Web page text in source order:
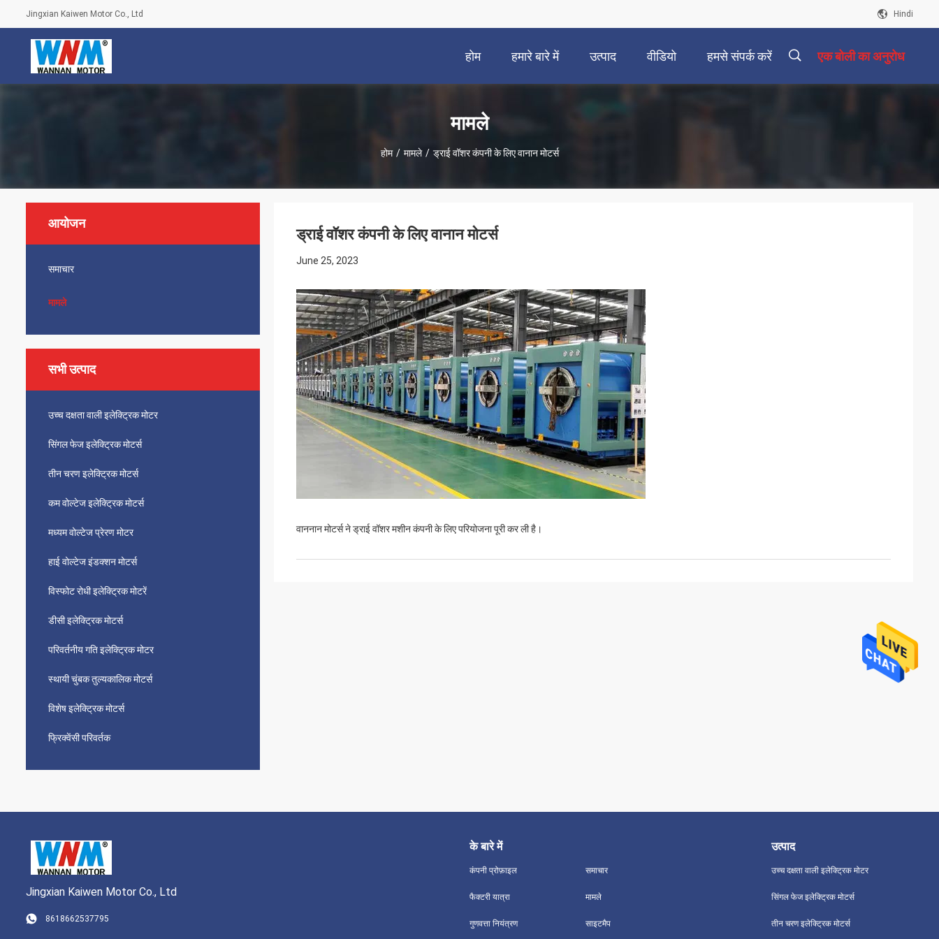
Jingxian Kaiwen Motor Co., Ltd Hindi
होम हमारे बारे में उत्पाद वीडियो हमसे संपर्क करें एक बोली का अनुरोध
मामले
होम / मामले / ड्राई वॉशर कंपनी के लिए वानान मोटर्स
आयोजन
समाचार
मामले
सभी उत्पाद
उच्च दक्षता वाली इलेक्ट्रिक मोटर
सिंगल फेज इलेक्ट्रिक मोटर्स
तीन चरण इलेक्ट्रिक मोटर्स
कम वोल्टेज इलेक्ट्रिक मोटर्स
मध्यम वोल्टेज प्रेरण मोटर
हाई वोल्टेज इंडक्शन मोटर्स
विस्फोट रोधी इलेक्ट्रिक मोटरें
डीसी इलेक्ट्रिक मोटर्स
परिवर्तनीय गति इलेक्ट्रिक मोटर
स्थायी चुंबक तुल्यकालिक मोटर्स
विशेष इलेक्ट्रिक मोटर्स
फ्रिक्वेंसी परिवर्तक
ड्राई वॉशर कंपनी के लिए वानान मोटर्स
June 25, 2023
वाननान मोटर्स ने ड्राई वॉशर मशीन कंपनी के लिए परियोजना पूरी कर ली है।
Jingxian Kaiwen Motor Co., Ltd
8618662537795
के बारे में
कंपनी प्रोफ़ाइल
फैक्टरी यात्रा
गुणवत्ता नियंत्रण
समाचार
मामले
साइटमैप
उत्पाद
उच्च दक्षता वाली इलेक्ट्रिक मोटर
सिंगल फेज इलेक्ट्रिक मोटर्स
तीन चरण इलेक्ट्रिक मोटर्स